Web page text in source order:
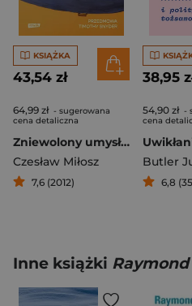
KSIĄŻKA
43,54 zł
64,99 zł - sugerowana
cena detaliczna
Zniewolony umysł. Przedmowa: Timothy Snyder
Czesław Miłosz
7,6 (2012)
38,95
54,90 zł -
cena
Butler
6,8
Inne książki